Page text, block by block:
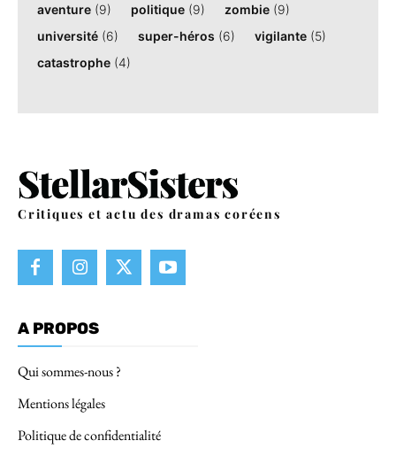
aventure (9) politique (9) zombie (9)
université (6) super-héros (6) vigilante (5)
catastrophe (4)
Critiques et actu des dramas coréens
A PROPOS
Qui sommes-nous ?
Mentions légales
Politique de confidentialité